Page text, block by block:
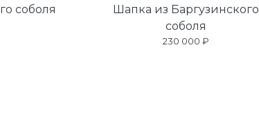
соболя
Шапка из Баргузинского
соболя
230 000 ₽